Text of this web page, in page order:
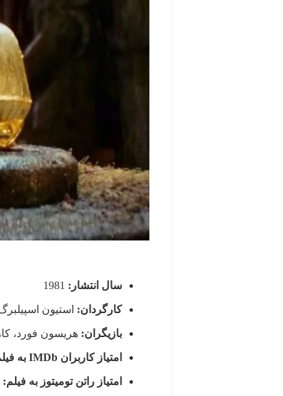
سال انتشار:
کارگردان: استیون
بازیگران: هریسون فورد،
امتیاز کاربران IMDb به فیلم:
امتیاز راتن تومیتوز به فیلم: